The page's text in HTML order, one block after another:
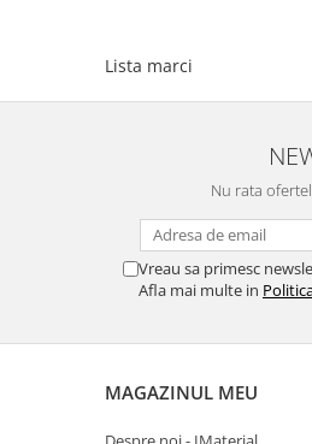
Lista marci
Nu rata
Vreau sa primesc
Afla mai multe in
MAGAZINUL MEU